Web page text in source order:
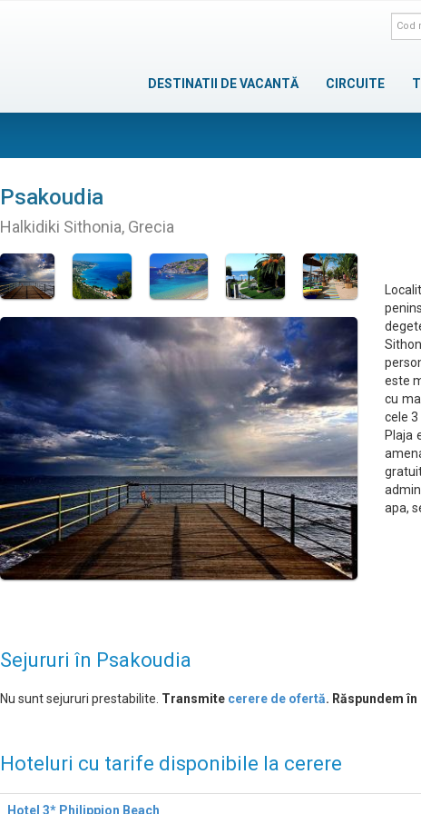
DESTINATII DE VACANTĂ CIRCUITE
Psakoudia
Halkidiki Sithonia, Grecia
este
cu
cele
Plaja
apa,
Sejururi în Psakoudia
Nu sunt sejururi prestabilite. Transmite cerere de ofertă. Răspundem
Hoteluri cu tarife disponibile la cerere
Hotel 3* Philippion Beach